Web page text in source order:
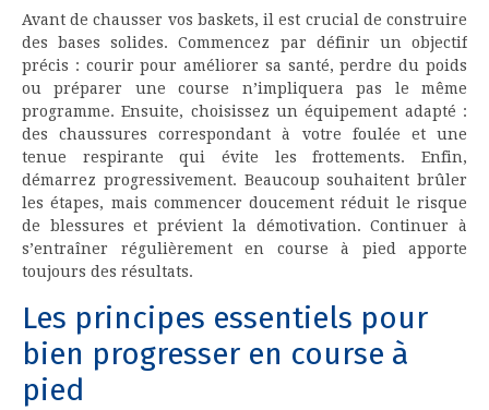
Avant de chausser vos baskets, il est crucial de construire
des bases solides. Commencez par définir un objectif
précis : courir pour améliorer sa santé, perdre du poids
ou préparer une course n’impliquera pas le même
programme. Ensuite, choisissez un équipement adapté :
des chaussures correspondant à votre foulée et une
tenue respirante qui évite les frottements. Enfin,
démarrez progressivement. Beaucoup souhaitent brûler
les étapes, mais commencer doucement réduit le risque
de blessures et prévient la démotivation. Continuer à
s’entraîner régulièrement en course à pied apporte
toujours des résultats.
Les principes essentiels pour
bien progresser en course à
pied